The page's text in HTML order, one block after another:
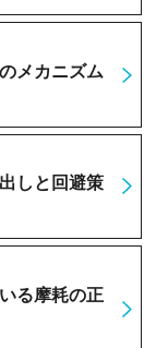
メカニズム
しと回避策
る摩耗の正